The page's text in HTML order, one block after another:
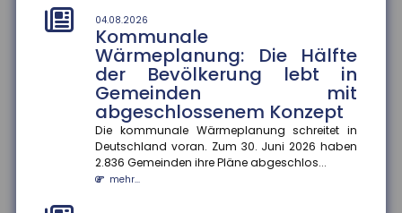
04.08.2026
Kommunale
Wärmeplanung: Die Hälfte
der Bevölkerung lebt in
Gemeinden mit
abgeschlossenem Konzept
Die kommunale Wärmeplanung schreitet in
Deutschland voran. Zum 30. Juni 2026 haben
2.836 Gemeinden ihre Pläne abgeschlos...
mehr...
Ab dem 2. August 2026 müssen Unternehmen in
Deutschland KI-generierte Inhalte wie Videos, Audios,
Bilder oder Texte als...
mehr...
01.08.2026
Recht auf Ganztagsbetreuung
für Grundschulkinder
Ab dem 1. August 2026 haben Erstklässler einen
gesetzlichen Anspruch auf Ganztagsbetreuung.